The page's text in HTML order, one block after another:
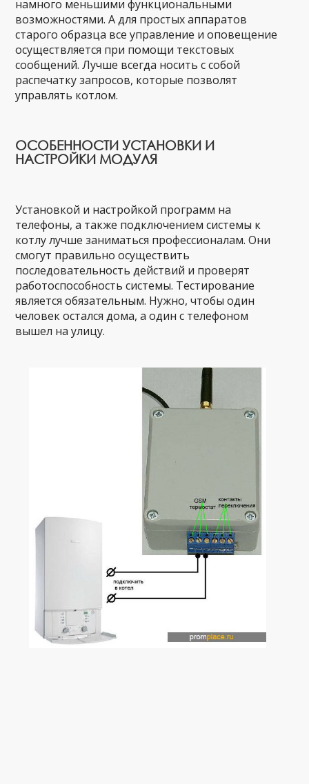
намного меньшими функциональными
возможностями. А для простых аппаратов
старого образца все управление и оповещение
осуществляется при помощи текстовых
сообщений. Лучше всегда носить с собой
распечатку запросов, которые позволят
управлять котлом.
ОСОБЕННОСТИ УСТАНОВКИ И
НАСТРОЙКИ МОДУЛЯ
Установкой и настройкой программ на
телефоны, а также подключением системы к
котлу лучше заниматься профессионалам. Они
смогут правильно осуществить
последовательность действий и проверят
работоспособность системы. Тестирование
является обязательным. Нужно, чтобы один
человек остался дома, а один с телефоном
вышел на улицу.